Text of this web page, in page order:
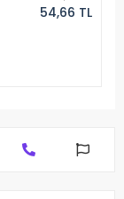
54,66 TL